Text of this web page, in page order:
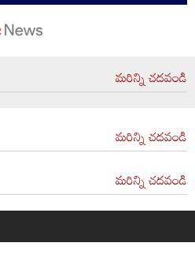
మరిన్ని చదవండి
మరిన్ని చదవండి
మరిన్ని చదవండి